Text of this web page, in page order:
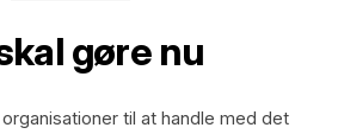
gøre nu
til at handle med det